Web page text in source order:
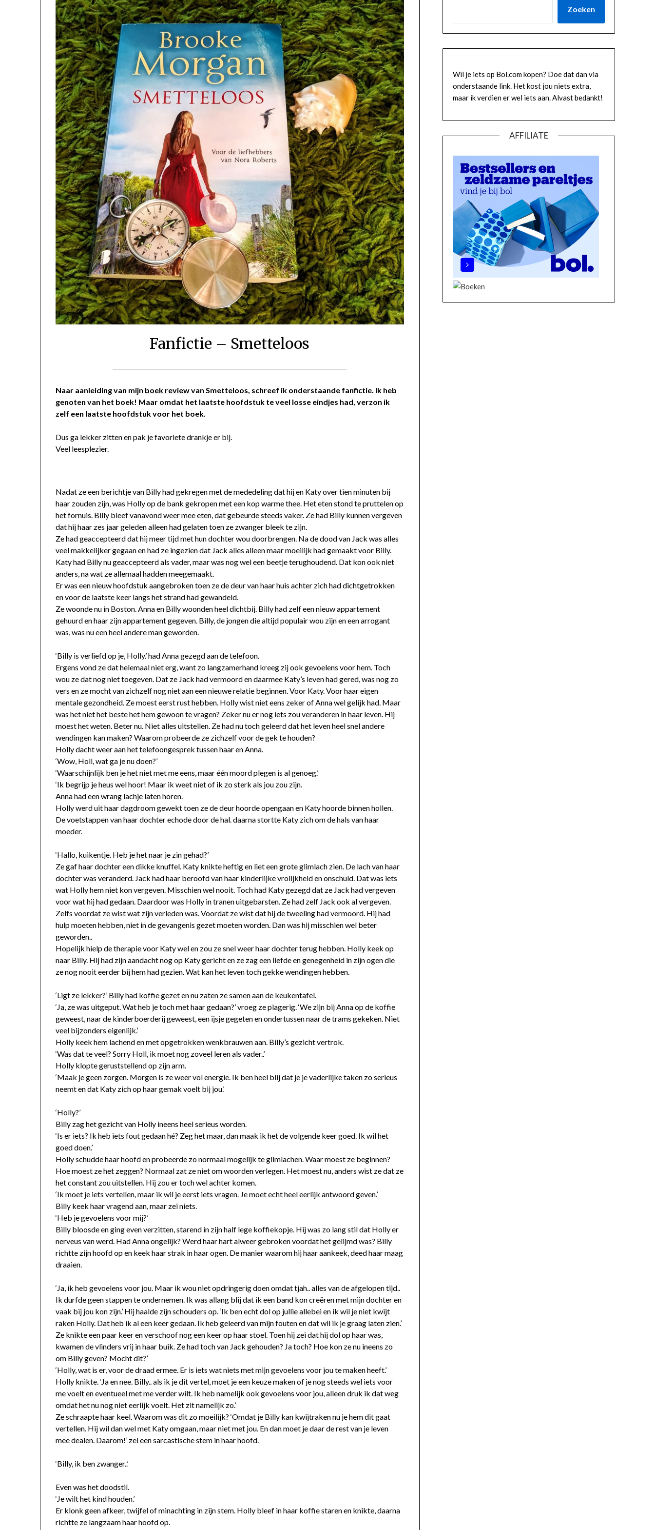
Fanfictie – Smetteloos
op
2
Gerinda
Naar aanleiding van mijn boek reviewvan Smetteloos, schreef ik onderstaande fanfictie. Ik heb
genoten van het boek! Maar omdat het laatste hoofdstuk te veel losse eindjes had, verzon ik
zelf een laatste hoofdstuk voor het boek.
Dus ga lekker zitten en pak je favoriete drankje er bij.
Veel leesplezier.
Nadat ze een berichtje van Billy had gekregen met de mededeling dat hij en Katy over tien minuten bij
haar zouden zijn, was Holly op de bank gekropen met een kop warme thee. Het eten stond te pruttelen op
het fornuis. Billy bleef vanavond weer mee eten, dat gebeurde steeds vaker. Ze had Billy kunnen vergeven
dat hij haar zes jaar geleden alleen had gelaten toen ze zwanger bleek te zijn.
Ze had geaccepteerd dat hij meer tijd met hun dochter wou doorbrengen. Na de dood van Jack was alles
veel makkelijker gegaan en had ze ingezien dat Jack alles alleen maar moeilijk had gemaakt voor Billy.
Katy had Billy nu geaccepteerd als vader, maar was nog wel een beetje terughoudend. Dat kon ook niet
anders, na wat ze allemaal hadden meegemaakt.
Er was een nieuw hoofdstuk aangebroken toen ze de deur van haar huis achter zich had dichtgetrokken
en voor de laatste keer langs het strand had gewandeld.
Ze woonde nu in Boston. Anna en Billy woonden heel dichtbij. Billy had zelf een nieuw appartement
gehuurd en haar zijn appartement gegeven. Billy, de jongen die altijd populair wou zijn en een arrogant
was, was nu een heel andere man geworden.
‘Billy is verliefd op je, Holly.’ had Anna gezegd aan de telefoon.
Ergens vond ze dat helemaal niet erg, want zo langzamerhand kreeg zij ook gevoelens voor hem. Toch
wou ze dat nog niet toegeven. Dat ze Jack had vermoord en daarmee Katy’s leven had gered, was nog zo
vers en ze mocht van zichzelf nog niet aan een nieuwe relatie beginnen. Voor Katy. Voor haar eigen
mentale gezondheid. Ze moest eerst rust hebben. Holly wist niet eens zeker of Anna wel gelijk had. Maar
was het niet het beste het hem gewoon te vragen? Zeker nu er nog iets zou veranderen in haar leven. Hij
moest het weten. Beter nu. Niet alles uitstellen. Ze had nu toch geleerd dat het leven heel snel andere
wendingen kan maken? Waarom probeerde ze zichzelf voor de gek te houden?
Holly dacht weer aan het telefoongesprek tussen haar en Anna.
‘Wow, Holl, wat ga je nu doen?’
‘Waarschijnlijk ben je het niet met me eens, maar één moord plegen is al genoeg.’
‘Ik begrijp je heus wel hoor! Maar ik weet niet of ik zo sterk als jou zou zijn.
Anna had een wrang lachje laten horen.
Holly werd uit haar dagdroom gewekt toen ze de deur hoorde opengaan en Katy hoorde binnen hollen.
De voetstappen van haar dochter echode door de hal. daarna stortte Katy zich om de hals van haar
moeder.
‘Hallo, kuikentje. Heb je het naar je zin gehad?’
Ze gaf haar dochter een dikke knuffel. Katy knikte heftig en liet een grote glimlach zien. De lach van haar
dochter was veranderd. Jack had haar beroofd van haar kinderlijke vrolijkheid en onschuld. Dat was iets
wat Holly hem niet kon vergeven. Misschien wel nooit. Toch had Katy gezegd dat ze Jack had vergeven
voor wat hij had gedaan. Daardoor was Holly in tranen uitgebarsten. Ze had zelf Jack ook al vergeven.
Zelfs voordat ze wist wat zijn verleden was. Voordat ze wist dat hij de tweeling had vermoord. Hij had
hulp moeten hebben, niet in de gevangenis gezet moeten worden. Dan was hij misschien wel beter
geworden..
Hopelijk hielp de therapie voor Katy wel en zou ze snel weer haar dochter terug hebben. Holly keek op
naar Billy. Hij had zijn aandacht nog op Katy gericht en ze zag een liefde en genegenheid in zijn ogen die
ze nog nooit eerder bij hem had gezien. Wat kan het leven toch gekke wendingen hebben.
‘Ligt ze lekker?’ Billy had koffie gezet en nu zaten ze samen aan de keukentafel.
‘Ja, ze was uitgeput. Wat heb je toch met haar gedaan?’ vroeg ze plagerig. ‘We zijn bij Anna op de koffie
geweest, naar de kinderboerderij geweest, een ijsje gegeten en ondertussen naar de trams gekeken. Niet
veel bijzonders eigenlijk.’
Holly keek hem lachend en met opgetrokken wenkbrauwen aan. Billy’s gezicht vertrok.
‘Was dat te veel? Sorry Holl, ik moet nog zoveel leren als vader..’
Holly klopte geruststellend op zijn arm.
‘Maak je geen zorgen. Morgen is ze weer vol energie. Ik ben heel blij dat je je vaderlijke taken zo serieus
neemt en dat Katy zich op haar gemak voelt bij jou.’
‘Holly?’
Billy zag het gezicht van Holly ineens heel serieus worden.
‘Is er iets? Ik heb iets fout gedaan hé? Zeg het maar, dan maak ik het de volgende keer goed. Ik wil het
goed doen.’
Holly schudde haar hoofd en probeerde zo normaal mogelijk te glimlachen. Waar moest ze beginnen?
Hoe moest ze het zeggen? Normaal zat ze niet om woorden verlegen. Het moest nu, anders wist ze dat ze
het constant zou uitstellen. Hij zou er toch wel achter komen.
‘Ik moet je iets vertellen, maar ik wil je eerst iets vragen. Je moet echt heel eerlijk antwoord geven.’
Billy keek haar vragend aan, maar zei niets.
‘Heb je gevoelens voor mij?’
Billy bloosde en ging even verzitten, starend in zijn half lege koffiekopje. Hij was zo lang stil dat Holly er
nerveus van werd. Had Anna ongelijk? Werd haar hart alweer gebroken voordat het gelijmd was? Billy
richtte zijn hoofd op en keek haar strak in haar ogen. De manier waarom hij haar aankeek, deed haar maag
draaien.
‘Ja, ik heb gevoelens voor jou. Maar ik wou niet opdringerig doen omdat tjah.. alles van de afgelopen tijd..
Ik durfde geen stappen te ondernemen. Ik was allang blij dat ik een band kon creëren met mijn dochter en
vaak bij jou kon zijn.’ Hij haalde zijn schouders op. ‘Ik ben echt dol op jullie allebei en ik wil je niet kwijt
raken Holly. Dat heb ik al een keer gedaan. Ik heb geleerd van mijn fouten en dat wil ik je graag laten zien.’
Ze knikte een paar keer en verschoof nog een keer op haar stoel. Toen hij zei dat hij dol op haar was,
kwamen de vlinders vrij in haar buik. Ze had toch van Jack gehouden? Ja toch? Hoe kon ze nu ineens zo
om Billy geven? Mocht dit?’
‘Holly, wat is er, voor de draad ermee. Er is iets wat niets met mijn gevoelens voor jou te maken heeft.’
Holly knikte. ‘Ja en nee. Billy.. als ik je dit vertel, moet je een keuze maken of je nog steeds wel iets voor
me voelt en eventueel met me verder wilt. Ik heb namelijk ook gevoelens voor jou, alleen druk ik dat weg
omdat het nu nog niet eerlijk voelt. Het zit namelijk zo.’
Ze schraapte haar keel. Waarom was dit zo moeilijk? ‘Omdat je Billy kan kwijtraken nu je hem dit gaat
vertellen. Hij wil dan wel met Katy omgaan, maar niet met jou. En dan moet je daar de rest van je leven
mee dealen. Daarom!’ zei een sarcastische stem in haar hoofd.
‘Billy, ik ben zwanger..’
Even was het doodstil.
‘Je wilt het kind houden.’
Er klonk geen afkeer, twijfel of minachting in zijn stem. Holly bleef in haar koffie staren en knikte, daarna
richtte ze langzaam haar hoofd op.
Zoeken
Wil je iets op Bol.com kopen? Doe dat dan via
onderstaande link. Het kost jou niets extra,
maar ik verdien er wel iets aan. Alvast bedankt!
AFFILIATE